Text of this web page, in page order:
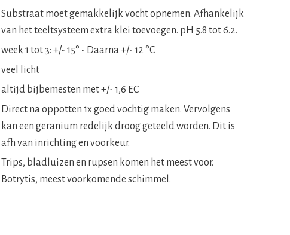
Substraat moet gemakkelijk vocht opnemen. Afhankelijk
van het teeltsysteem extra klei toevoegen. pH 5.8 tot 6.2.
week 1 tot 3: +/- 15° - Daarna +/- 12 °C
veel licht
altijd bijbemesten met +/- 1,6 EC
Direct na oppotten 1x goed vochtig maken. Vervolgens
kan een geranium redelijk droog geteeld worden. Dit is
afh van inrichting en voorkeur.
Trips, bladluizen en rupsen komen het meest voor.
Botrytis, meest voorkomende schimmel.